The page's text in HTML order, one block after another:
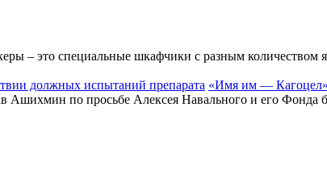
– это специальные шкафчики с разным количеством
«Имя им —
Ашихмин по просьбе Алексея Навального и его Фонда